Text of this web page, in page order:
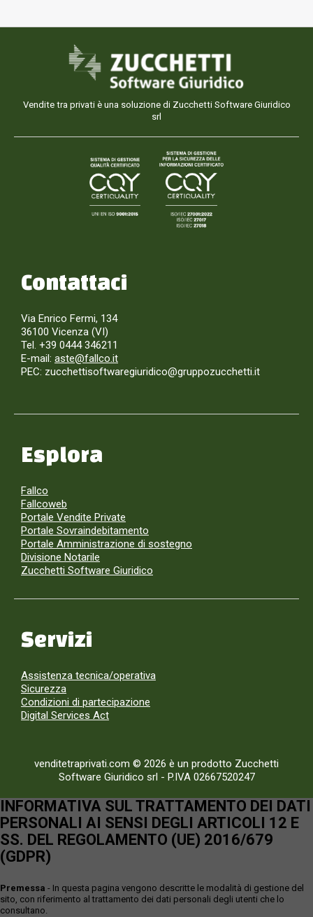
Vendite tra privati è una soluzione di Zucchetti Software Giuridico
srl
Contattaci
Via Enrico Fermi, 134
36100 Vicenza (VI)
Tel. +39 0444 346211
E-mail: aste@fallco.it
PEC: zucchettisoftwaregiuridico@gruppozucchetti.it
Esplora
Fallco
Fallcoweb
Portale Vendite Private
Portale Sovraindebitamento
Portale Amministrazione di sostegno
Divisione Notarile
Zucchetti Software Giuridico
Servizi
Assistenza tecnica/operativa
Sicurezza
Condizioni di partecipazione
Digital Services Act
venditetraprivati.com © 2026 è un prodotto Zucchetti
Software Giuridico srl - P.IVA 02667520247
INFORMATIVA SUL TRATTAMENTO DEI DATI
PERSONALI AI SENSI DEGLI ARTICOLI 12 E
SS. DEL REGOLAMENTO (UE) 2016/679
(GDPR)
Premessa - In questa pagina vengono descritte le modalità di gestione del
sito, con riferimento al trattamento dei dati personali degli utenti che lo
consultano.